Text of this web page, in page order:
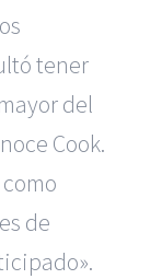
tener
del
Cook.
de